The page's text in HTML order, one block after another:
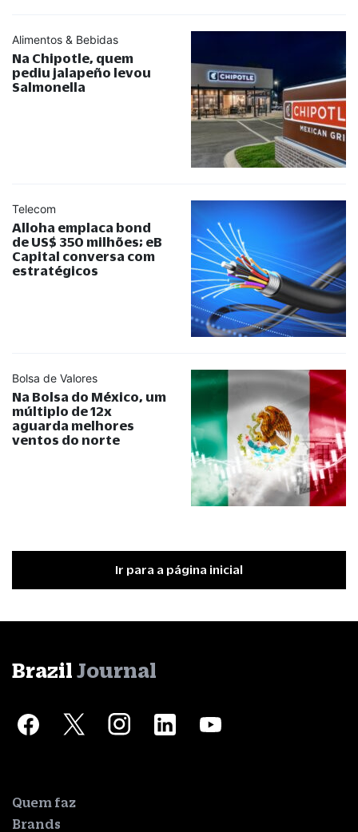
Alimentos & Bebidas
Na Chipotle, quem
pediu jalapeño levou
Salmonella
Telecom
Alloha emplaca bond
de US$ 350 milhões; eB
Capital conversa com
estratégicos
Bolsa de Valores
Na Bolsa do México, um
múltiplo de 12x
aguarda melhores
ventos do norte
Ir para a página inicial
Brazil Journal
Quem faz
Brands